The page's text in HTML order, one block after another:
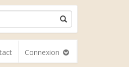
Connexion